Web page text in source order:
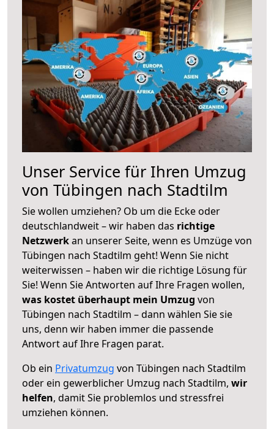
Unser Service für Ihren Umzug
von Tübingen nach Stadtilm
Sie wollen umziehen? Ob um die Ecke oder
deutschlandweit – wir haben das richtige
Netzwerkan unserer Seite, wenn es Umzüge von
Tübingen nach Stadtilm geht! Wenn Sie nicht
weiterwissen – haben wir die richtige Lösung für
Sie! Wenn Sie Antworten auf Ihre Fragen wollen,
was kostet überhaupt mein Umzug von
Tübingen nach Stadtilm – dann wählen Sie sie
uns, denn wir haben immer die passende
Antwort auf Ihre Fragen parat.
Ob ein Privatumzug von Tübingen nach Stadtilm
oder ein gewerblicher Umzug nach Stadtilm, wir
helfen, damit Sie problemlos und stressfrei
umziehen können.